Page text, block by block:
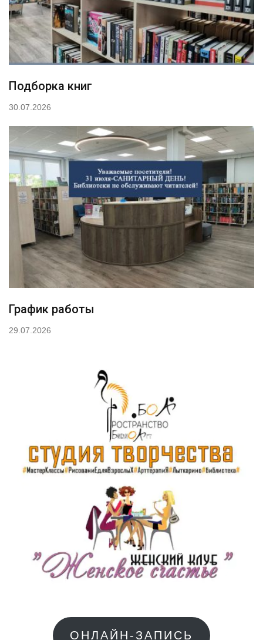
Подборка книг
30.07.2026
График работы
29.07.2026
ОНЛАЙН-ЗАПИСЬ